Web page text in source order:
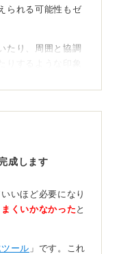
られる可能性もゼ
たり、周囲と協調
りするような印象
あります。
力を成果につなげ
成します
いほど必要になり
くいかなかった と
ール 」です。これ